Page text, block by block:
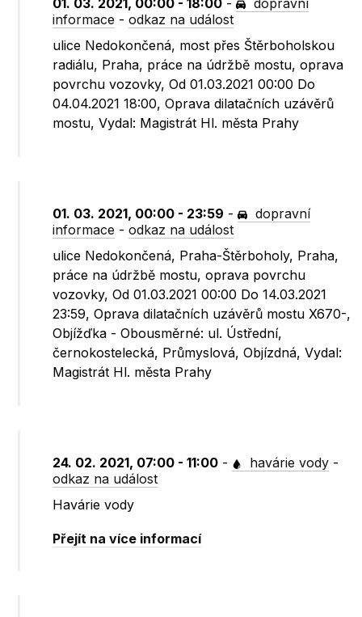
01. 03. 2021, 00:00 - 18:00 -
dopravní
informace -odkaz na událost
ulice Nedokončená, most přes Štěrboholskou
radiálu, Praha, práce na údržbě mostu, oprava
povrchu vozovky, Od 01.03.2021 00:00 Do
04.04.2021 18:00, Oprava dilatačních uzávěrů
mostu, Vydal: Magistrát Hl. města Prahy
01. 03. 2021, 00:00 - 23:59 -
dopravní
informace -odkaz na událost
ulice Nedokončená, Praha-Štěrboholy, Praha,
práce na údržbě mostu, oprava povrchu
vozovky, Od 01.03.2021 00:00 Do 14.03.2021
23:59, Oprava dilatačních uzávěrů mostu X670-,
Objížďka - Obousměrné: ul. Ústřední,
černokostelecká, Průmyslová, Objízdná, Vydal:
Magistrát Hl. města Prahy
24. 02. 2021, 07:00 - 11:00 - havárie vody -
odkaz na událost
Havárie vody
Přejít na více informací